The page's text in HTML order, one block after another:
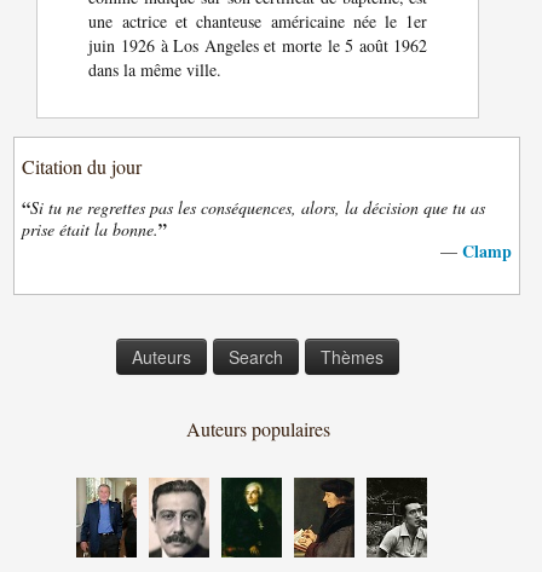
une actrice et chanteuse américaine née le 1er
juin 1926 à Los Angeles et morte le 5 août 1962
dans la même ville.
Citation du jour
“Si tu ne regrettes pas les conséquences, alors, la décision que tu as
prise était la bonne.”
— Clamp
Auteurs Search Thèmes
Auteurs populaires